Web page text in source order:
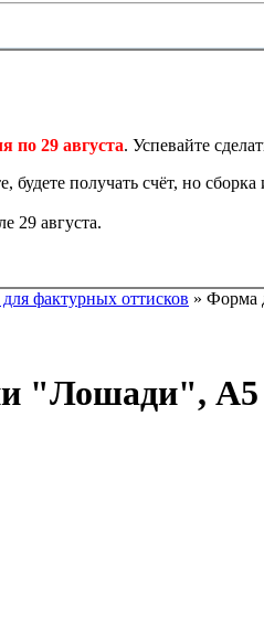
по 29 августа. Успевайте
будете получать счёт, но сборка
29 августа.
фактурных оттисков » Форма
"Лошади", А5